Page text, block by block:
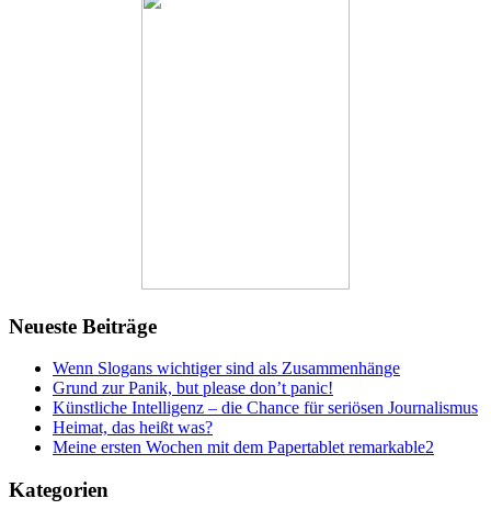
Neueste Beiträge
Wenn Slogans wichtiger sind als Zusammenhänge
Grund zur Panik, but please don’t panic!
Künstliche Intelligenz – die Chance für seriösen Journalismus
Heimat, das heißt was?
Meine ersten Wochen mit dem Papertablet remarkable2
Kategorien